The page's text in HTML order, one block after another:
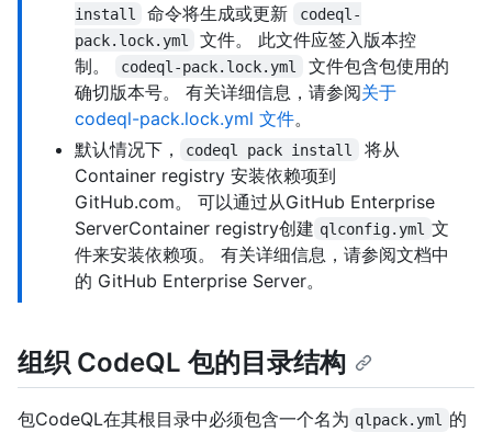
install
命令将生成或更新
codeql-
pack.lock.yml
文件。 此文件应签入版本控
制。
codeql-pack.lock.yml
文件包含包使用的
确切版本号。 有关详细信息，请参阅关于
codeql-pack.lock.yml 文件。
默认情况下，
codeql pack install
将从
Container registry 安装依赖项到
GitHub.com。 可以通过从GitHub Enterprise
ServerContainer registry创建 qlconfig.yml 文
件来安装依赖项。 有关详细信息，请参阅文档中
的 GitHub Enterprise Server。
组织 CodeQL 包的目录结构
包CodeQL在其根目录中必须包含一个名为 qlpack.yml
的